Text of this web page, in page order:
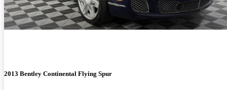
2013 Bentley Continental Flying Spur